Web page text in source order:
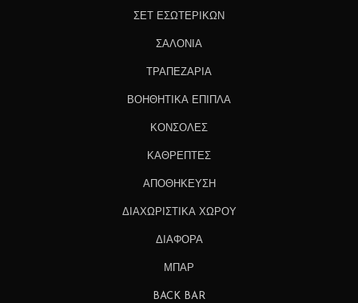
ΣΕΤ ΕΣΩΤΕΡΙΚΩΝ
ΣΑΛΟΝΙΑ
ΤΡΑΠΕΖΑΡΙΑ
ΒΟΗΘΗΤΙΚΑ ΕΠΙΠΛΑ
ΚΟΝΣΟΛΕΣ
ΚΑΘΡΕΠΤΕΣ
ΑΠΟΘΗΚΕΥΣΗ
ΔΙΑΧΩΡΙΣΤΙΚΑ ΧΩΡΟΥ
ΔΙΑΦΟΡΑ
ΜΠΑΡ
BACK BAR